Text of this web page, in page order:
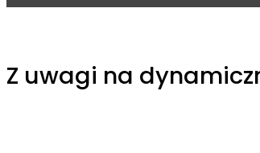
Z uwagi na